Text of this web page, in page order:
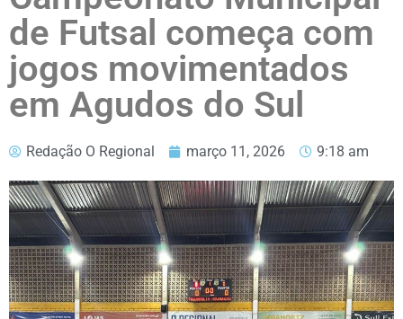
de Futsal começa com
jogos movimentados
em Agudos do Sul
Redação O Regional março 11, 2026 9:18 am